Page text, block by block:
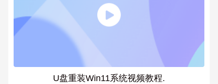
U盘重装Win11系统视频教程.